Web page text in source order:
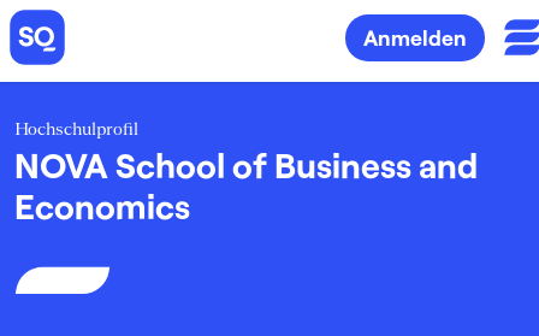
Anmelden
Hochschulprofil
NOVA School of Business and
Economics